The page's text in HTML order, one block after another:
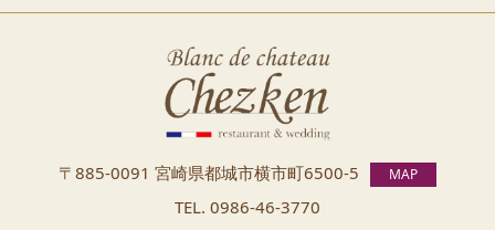
〒885-0091 宮崎県都城市横市町6500-5 MAP
TEL. 0986-46-3770